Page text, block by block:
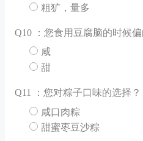
粗犷，量多
Q10 ：您食用豆腐脑的时候偏
咸
甜
Q11 ：您对粽子口味的选择？
咸口肉粽
甜蜜枣豆沙粽